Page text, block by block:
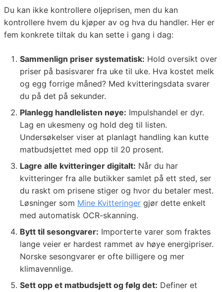
Du kan ikke kontrollere oljeprisen, men du kan
kontrollere hvem du kjøper av og hva du handler. Her er
fem konkrete tiltak du kan sette i gang i dag:
Sammenlign priser systematisk: Hold oversikt over
priser på basisvarer fra uke til uke. Hva kostet melk
og egg forrige måned? Med kvitteringsdata svarer
du på det på sekunder.
Planlegg handlelisten nøye: Impulshandel er dyr.
Lag en ukesmeny og hold deg til listen.
Undersøkelser viser at planlagt handling kan kutte
matbudsjettet med opp til 20 prosent.
Lagre alle kvitteringer digitalt: Når du har
kvitteringer fra alle butikker samlet på ett sted, ser
du raskt om prisene stiger og hvor du betaler mest.
Løsninger som Mine Kvitteringer gjør dette enkelt
med automatisk OCR-skanning.
Bytt til sesongvarer: Importerte varer som fraktes
lange veier er hardest rammet av høye energipriser.
Norske sesongvarer er ofte billigere og mer
klimavennlige.
Sett opp et matbudsjett og følg det: Definer et